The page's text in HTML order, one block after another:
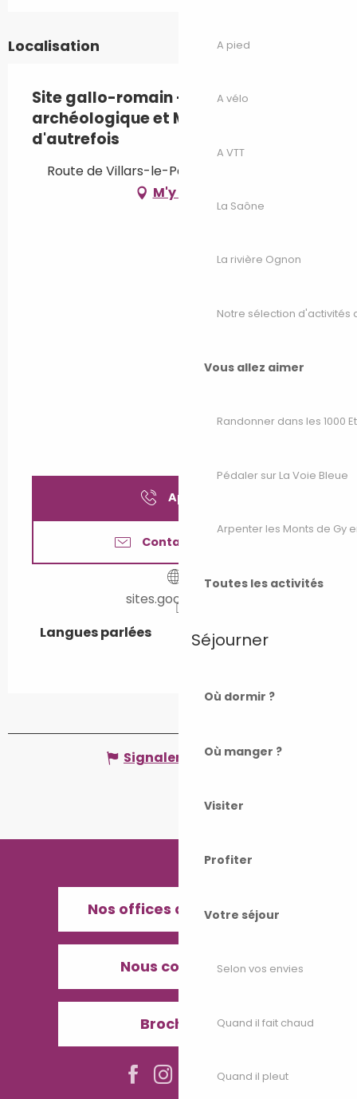
A pied
A vélo
A VTT
La Saône
La rivière Ognon
Notre sélection d'activités
Vous allez aimer
Randonner dans les 1000
Pédaler sur La Voie Bleue
Arpenter les Monts de Gy
Toutes les activités
Séjourner
Où dormir ?
Où manger ?
Visiter
Profiter
Votre séjour
Selon vos envies
Quand il fait chaud
Quand il pleut
Localisation
Site gallo-romain - Musée
archéologique et Musée de la vie
d'autrefois
Route de Villars-le-Pautel, 70500 Jonvelle
M'y rendre
Appeler
Contactez-nous
sites.google.com
Langues parlées
Langues parlées
Signaler une erreur
Nos offices de Tourisme
Nous contacter
Brochures